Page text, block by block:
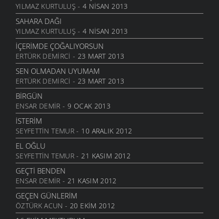
DOLUDUR
6 MART 2006
DAHASI VAR
6 MART 2006
ÖĞRETMENI GÖR
6 MART 2006
ÇORUH
6 MART 2006
SANA MUHTACIM
6 MART 2006
KALMADI
6 MART 2006
DÖRT İŞLEM
6 MART 2006
HASTANE
6 MART 2006
YOK OLDUM
YILMAZ KURTULUŞ - 4 NISAN 2013
SAHARA DAĞI
YILMAZ KURTULUŞ - 4 NISAN 2013
İÇERIMDE ÇOĞALIYORSUN
ERTÜRK DEMIRCI - 23 MART 2013
SEN OLMADAN UYUMAM
ERTÜRK DEMIRCI - 23 MART 2013
BIRGÜN
ENSAR DEMIR - 9 OCAK 2013
İSTERIM
SEYFETTIN TEMUR- 10 ARALIK 2012
EL OĞLU
SEYFETTIN TEMUR- 21 KASIM 2012
GEÇTI BENDEN
ENSAR DEMIR - 21 KASIM 2012
GEÇEN GÜNLERIM
ÖZTÜRK ACUN - 20 EKIM 2012